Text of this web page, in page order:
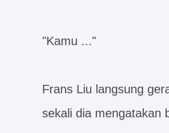
"Kamu ..."
Frans Liu langsung
sekali dia mengatakan